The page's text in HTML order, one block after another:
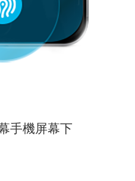
手機屏幕下